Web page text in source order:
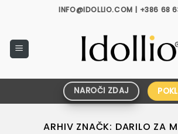
INFO@IDOLLIO.COM | +386 68
NAROČI ZDAJ
ARHIV ZNAČK: DARILO ZA